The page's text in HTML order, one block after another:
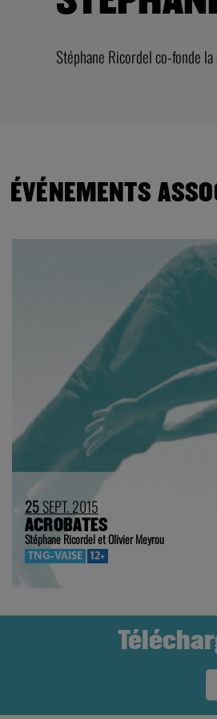
Stéphane Ricordel co-fonde
ÉVÉNEMENTS
25SEPT. 2015
ACROBATES
Stéphane Ricordel et Olivier Meyrou
TNG-VAISE 12+